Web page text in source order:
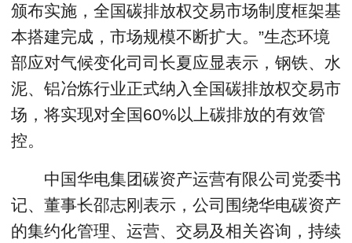
颁布实施，全国碳排放权交易市场制度框架基
本搭建完成，市场规模不断扩大。”生态环境
部应对气候变化司司长夏应显表示，钢铁、水
泥、铝冶炼行业正式纳入全国碳排放权交易市
场，将实现对全国60%以上碳排放的有效管
控。
中国华电集团碳资产运营有限公司党委书
记、董事长邵志刚表示，公司围绕华电碳资产
的集约化管理、运营、交易及相关咨询，持续